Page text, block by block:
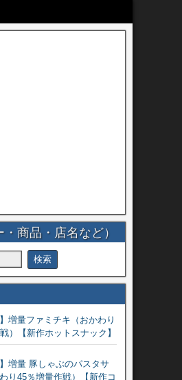
商品・店名など）
】増量ファミチキ（おかわり
）【新作ホットスナック】
】増量 豚しゃぶのパスタサ
り45％増量作戦）【新作コ